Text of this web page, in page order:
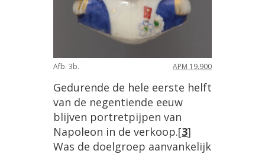
Afb. 3b. APM 19.900
Gedurende de hele eerste helft
van de negentiende eeuw
blijven portretpijpen van
Napoleon in de verkoop.[3]
Was de doelgroep aanvankelijk